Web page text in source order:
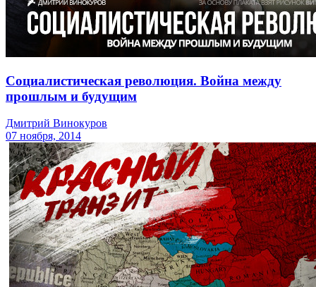
Социалистическая революция. Война между
прошлым и будущим
Дмитрий Винокуров
07 ноября, 2014